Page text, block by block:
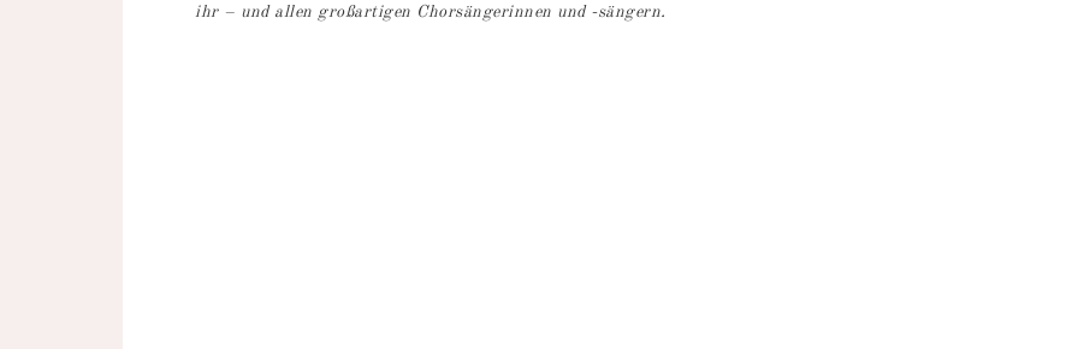
ihr – und allen großartigen Chorsängerinnen und -sängern.